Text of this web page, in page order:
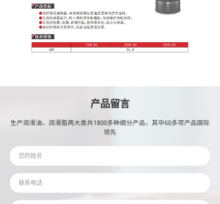
产品留言
生产润滑油、润滑脂两大类共1800多种细分产品，其中60多项产品国际
领先